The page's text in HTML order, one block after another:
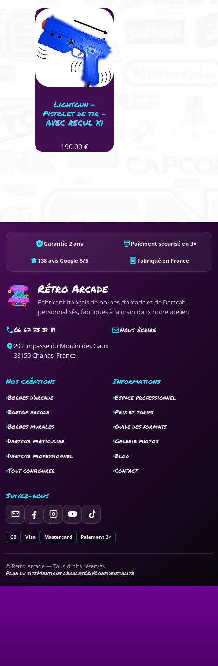
Lightgun –
Pistolet de tir –
AVEC RECUL X1
190,00 €
Garantie 2 ans Paiement sécurisé en 3×
138 avis Google 5/5 Fabriqué en France
Rétro Arcade
Fabricant français de bornes d’arcade et de Dartcab
personnalisés, fabriqués à la main dans notre atelier.
06 67 73 31 81
Nous écrire
202 impasse du Moulin des Gaux
38150 Chanas, France
Nos créations
Bornes d’arcade
Bartop arcade
Bornes murales
Dartcab particulier
Dartcab professionnel
Tout configurer
Informations
Espace professionnel
Prix et tarifs
Guide des formats
Galerie photos
Blog
Contact
Suivez-nous
CB Visa Mastercard Paiement 3×
© Rétro Arcade — Tous droits réservés
Plan du siteMentions légalesCGVConfidentialité